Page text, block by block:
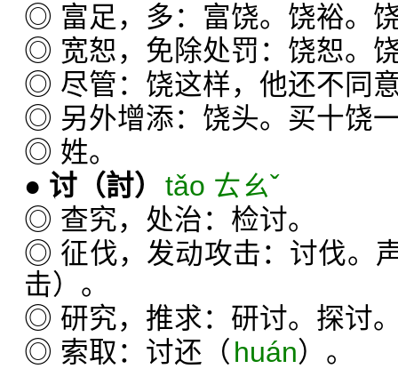
◎ 富足，多：富饶。饶裕。
◎ 宽恕，免除处罚：饶恕。
◎ 尽管：饶这样，他还不同
◎ 另外增添：饶头。买十饶
◎ 姓。
● 讨 （討） tǎo ㄊㄠˇ
◎ 查究，处治：检讨。
◎ 征伐，发动攻击：讨伐。
击）。
◎ 研究，推求：研讨。探讨
◎ 索取：讨还（ huán）。